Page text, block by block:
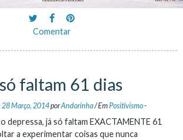
Comentar
faltam 61 dias
28 Março, 2014porAndorinha/EmPositivismo-
depressa, já só faltam EXACTAMENTE 61
a experimentar coisas que nunca